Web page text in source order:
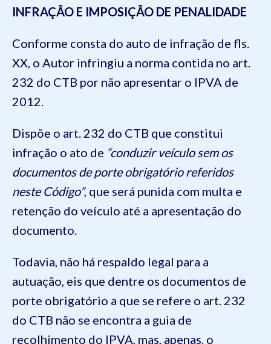
INFRAÇÃO E IMPOSIÇÃO DE PENALIDADE
Conforme consta do auto de infração de fls.
XX, o Autor infringiu a norma contida no art.
232 do CTB por não apresentar o IPVA de
2012.
Dispõe o art. 232 do CTB que constitui
infração o ato de “conduzir veículo sem os
documentos de porte obrigatório referidos
neste Código”, que será punida com multa e
retenção do veículo até a apresentação do
documento.
Todavia, não há respaldo legal para a
autuação, eis que dentre os documentos de
porte obrigatório a que se refere o art. 232
do CTB não se encontra a guia de
recolhimento do IPVA, mas, apenas, o